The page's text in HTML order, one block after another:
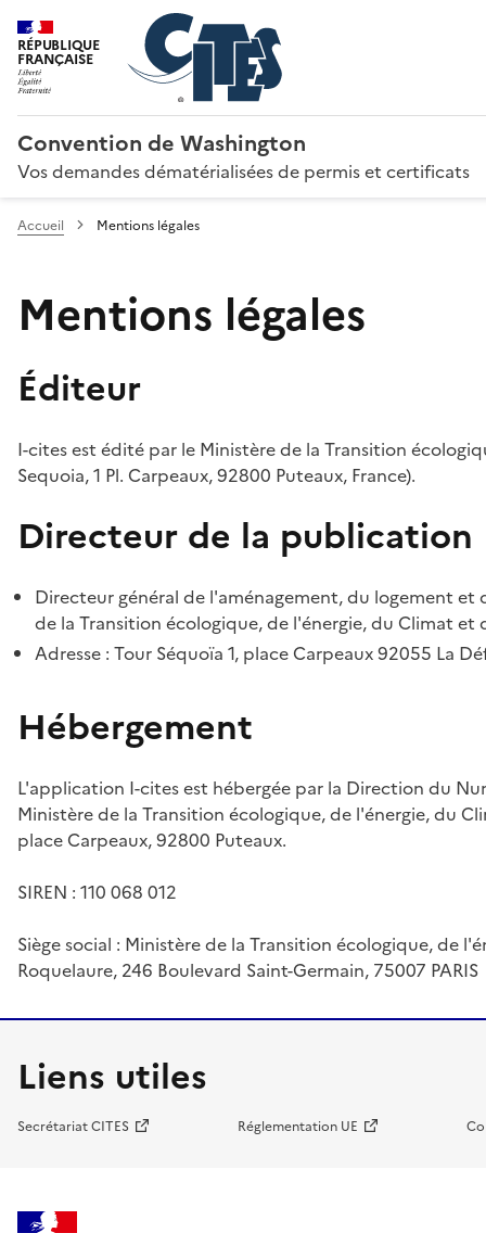
RÉPUBLIQUE
FRANÇAISE
Convention de Washington
Vos demandes dématérialisées de permis et certificats
Accueil Mentions légales
Mentions légales
Éditeur
I-cites est édité par le Ministère de la Transition
Sequoia, 1 Pl. Carpeaux, 92800 Puteaux, France).
Directeur de la publication
Directeur général de l'aménagement, du logement
de la Transition écologique, de l'énergie, du Climat et
Adresse : Tour Séquoïa 1, place Carpeaux 92055 La
Hébergement
L'application I-cites est hébergée par la Direction du
Ministère de la Transition écologique, de l'énergie, du
place Carpeaux, 92800 Puteaux.
SIREN : 110 068 012
Siège social : Ministère de la Transition écologique, de
Roquelaure, 246 Boulevard Saint-Germain, 75007 PARIS
Liens utiles
Secrétariat CITES Réglementation UE